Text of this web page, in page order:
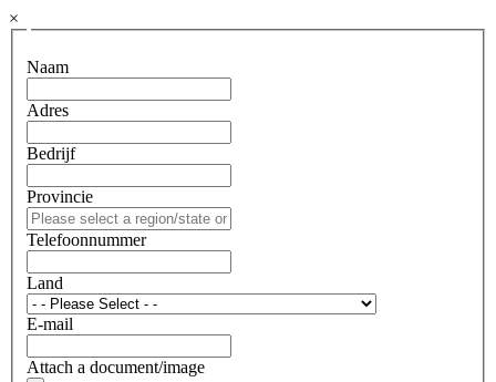
×
Naam
Adres
Bedrijf
Provincie
Telefoonnummer
Land
E-mail
Attach a document/image